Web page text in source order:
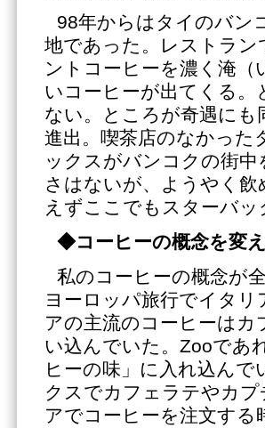
98年からはタイのバン
地であった。レストラ
ントコーヒーを濃く淹
いコーヒーが出てくる
ない。ところが奇遇に
進出。喫茶店のなかっ
ックスがバンコクの街
さはないが、ようやく
えずここでもスターバ
◆コーヒーの概念を変
私のコーヒーの概念が
ヨーロッパ旅行でイタ
アの主流のコーヒーは
い込んでいた。Zooであ
ヒーの味」に入れ込ん
クスでカフェラテやカ
アでコーヒーを注文す